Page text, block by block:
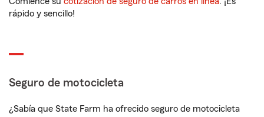
rápido y sencillo!
Seguro de motocicleta
¿Sabía que State Farm ha ofrecido seguro de motocicleta